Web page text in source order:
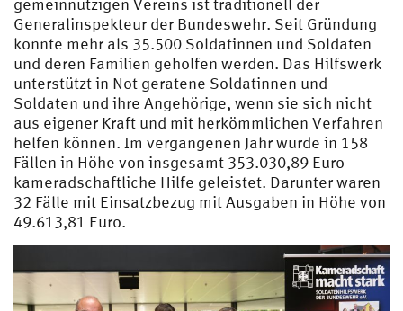
gemeinnützigen Vereins ist traditionell der
Generalinspekteur der Bundeswehr. Seit Gründung
konnte mehr als 35.500 Soldatinnen und Soldaten
und deren Familien geholfen werden. Das Hilfswerk
unterstützt in Not geratene Soldatinnen und
Soldaten und ihre Angehörige, wenn sie sich nicht
aus eigener Kraft und mit herkömmlichen Verfahren
helfen können. Im vergangenen Jahr wurde in 158
Fällen in Höhe von insgesamt 353.030,89 Euro
kameradschaftliche Hilfe geleistet. Darunter waren
32 Fälle mit Einsatzbezug mit Ausgaben in Höhe von
49.613,81 Euro.